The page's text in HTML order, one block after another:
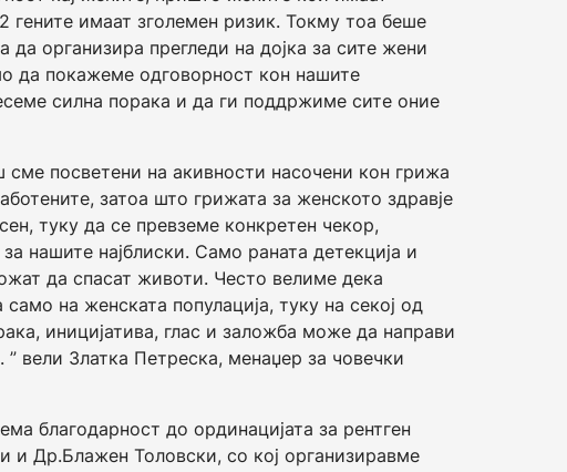
гените имаат зголемен ризик. Токму тоа беше
да организира прегледи на дојка за сите жени
да покажеме одговорност кон нашите
силна порака и да ги поддржиме сите оние
сме посветени на акивности насочени кон грижа
затоа што грижата за женското здравје
туку да се превземе конкретен чекор,
нашите најблиски. Само раната детекција и
да спасат животи. Често велиме дека
на женската популација, туку на секој од
иницијатива, глас и заложба може да направи
” вели Златка Петреска, менаџер за човечки
благодарност до ординацијата за рентген
и Др.Блажен Толовски, со кој организиравме